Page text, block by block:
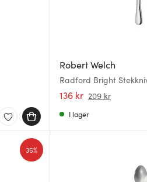
Robert Welch
Radford Bright
blankt stål
136 kr 209 kr
I lager
35%